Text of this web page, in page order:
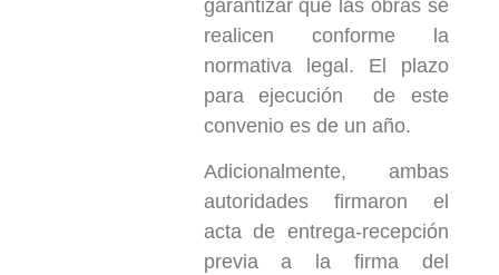
garantizar que las obras se
realicen conforme la
normativa legal. El plazo
para ejecución de este
convenio es de un año.
Adicionalmente, ambas
autoridades firmaron el
acta de entrega-recepción
previa a la firma del